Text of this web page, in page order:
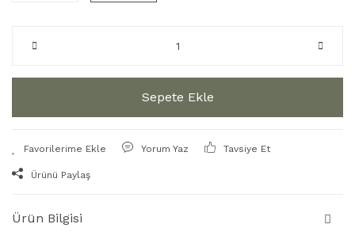
Sepete Ekle
Yorum Yaz Tavsiye Et
Ürünü Paylaş
Ürün Bilgisi